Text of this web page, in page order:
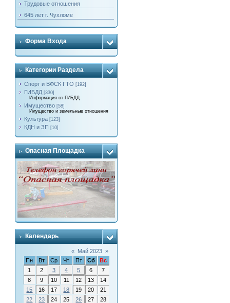
Трудовые отношения
645 лет г. Чухломе
Форма Входа
Категории Раздела
Спорт и ВФСК ГТО [192]
ГИБДД [330]
Информация от ГИБДД
Имущество [58]
Имущество и земельные отношения
Культура [123]
КДН и ЗП [10]
Опасная Площадка
Календарь
« Май 2023 »
Пн
Вт Ср Чт Пт Сб
Вс
1
2 3 4 5 6
7
8
9 10 11 12 13
14
15
16 17 18 19 20
21
22
23 24 25 26 27
28